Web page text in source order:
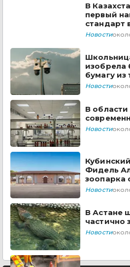
В
первый
стандарт
Новости
изобрела
бумагу из
Новости
В
Новости
Фидель
зоопарка
Новости
В Астане
частично
Новости